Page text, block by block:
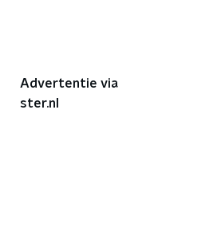
Advertentie via
ster.nl